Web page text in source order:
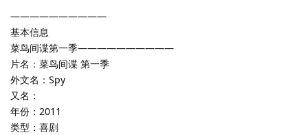
——————————
基本信息
菜鸟间谍第一季——————————
片名：菜鸟间谍 第一季
外文名：Spy
又名：
年份：2011
类型：喜剧